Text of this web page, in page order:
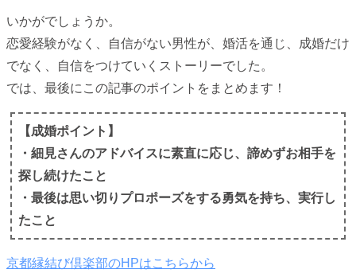
いかがでしょうか。
恋愛経験がなく、自信がない男性が、婚活を通じ、成婚だけ
でなく、自信をつけていくストーリーでした。
では、最後にこの記事のポイントをまとめます！
【成婚ポイント】
・細見さんのアドバイスに素直に応じ、諦めずお相手を
探し続けたこと
・最後は思い切りプロポーズをする勇気を持ち、実行し
たこと
京都縁結び倶楽部のHPはこちらから